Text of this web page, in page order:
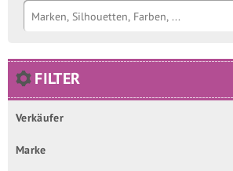
FILTER
Verkäufer
Marke